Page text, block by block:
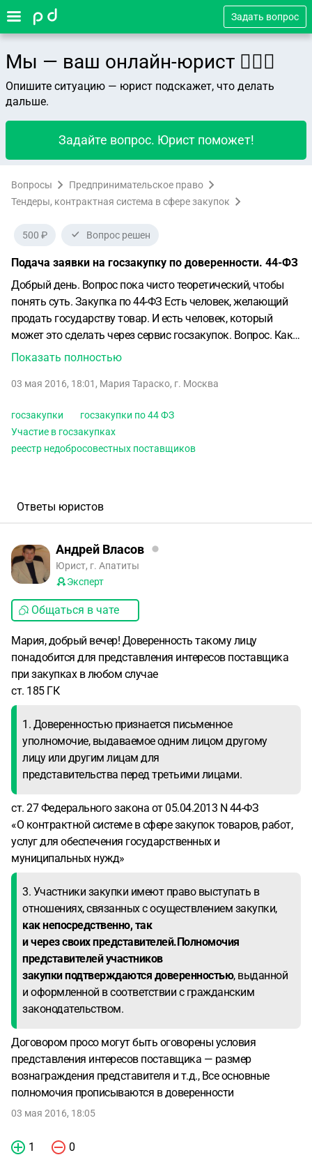
Задать вопрос
Мы — ваш онлайн-юрист 👨🏻‍⚖️
Опишите ситуацию — юрист подскажет, что делать
дальше.
Задайте вопрос. Юрист поможет!
Вопросы
Предпринимательское право
Тендеры, контрактная система в сфере закупок
500 ₽ Вопрос решен
Подача заявки на госзакупку по доверенности. 44-ФЗ
Добрый день. Вопрос пока чисто теоретический, чтобы
понять суть. Закупка по 44-ФЗ Есть человек, желающий
продать государству товар. И есть человек, который
может это сделать через сервис госзакупок. Вопрос. Как
должны быть оформлены отношения между продавцом и
доверяется/поручается в данном случае посреднику,
право оформить заявку от имени заказчика, право
продажи объекта и т.д. и т. п.?
чтобы посредник не попал в реестр недобросовестных
клиент. 2) чтобы клиент не пострадал и получил деньги за
кто проводит процедуру.
Показать полностью
03 мая 2016, 18:01 , Мария Тараско, г. Москва
госзакупки
госзакупки по 44 ФЗ
Участие в госзакупках
реестр недобросовестных поставщиков
Ответы юристов
Андрей Власов
Юрист, г. Апатиты
Эксперт
Общаться в чате
Мария, добрый вечер! Доверенность такому лицу
понадобится для представления интересов поставщика
при закупках в любом случае
ст. 185 ГК
1. Доверенностью признается письменное
уполномочие, выдаваемое одним лицом другому
лицу или другим лицам для
представительства перед третьими лицами.
ст. 27 Федерального закона от 05.04.2013 N 44-ФЗ
«О контрактной системе в сфере закупок товаров, работ,
услуг для обеспечения государственных и
муниципальных нужд»
3. Участники закупки имеют право выступать в
отношениях, связанных с осуществлением закупки,
как непосредственно, так
и через своих представителей.Полномочия
представителей участников
закупки подтверждаются доверенностью, выданной
и оформленной в соответствии с гражданским
законодательством.
Договором просо могут быть оговорены условия
представления интересов поставщика — размер
вознаграждения представителя и т.д., Все основные
полномочия прописываются в доверенности
03 мая 2016, 18:05
1 0